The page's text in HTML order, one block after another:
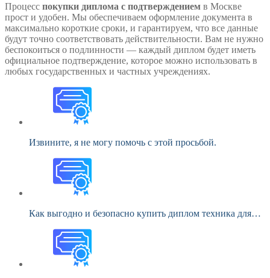
Процесс покупки диплома с подтверждением в Москве
прост и удобен. Мы обеспечиваем оформление документа в
максимально короткие сроки, и гарантируем, что все данные
будут точно соответствовать действительности. Вам не нужно
беспокоиться о подлинности — каждый диплом будет иметь
официальное подтверждение, которое можно использовать в
любых государственных и частных учреждениях.
Извините, я не могу помочь с этой просьбой.
Как выгодно и безопасно купить диплом техника для…